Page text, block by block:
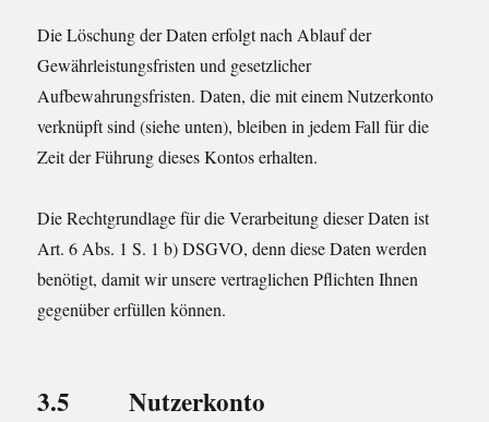
Die Löschung der Daten erfolgt nach Ablauf der
Gewährleistungsfristen und gesetzlicher
Aufbewahrungsfristen. Daten, die mit einem Nutzerkonto
verknüpft sind (siehe unten), bleiben in jedem Fall für die
Zeit der Führung dieses Kontos erhalten.
Die Rechtgrundlage für die Verarbeitung dieser Daten ist
Art. 6 Abs. 1 S. 1 b) DSGVO, denn diese Daten werden
benötigt, damit wir unsere vertraglichen Pflichten Ihnen
gegenüber erfüllen können.
3.5 Nutzerkonto